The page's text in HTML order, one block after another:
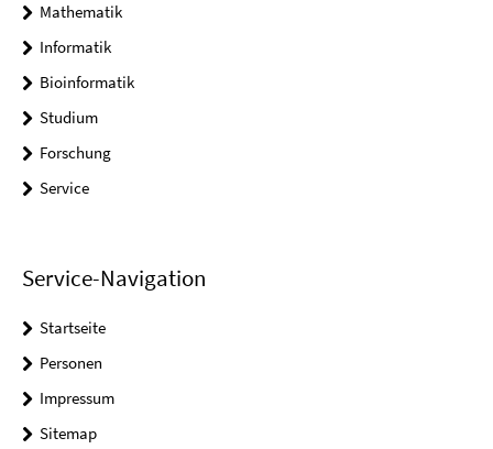
Mathematik
Informatik
Bioinformatik
Studium
Forschung
Service
Service-Navigation
Startseite
Personen
Impressum
Sitemap